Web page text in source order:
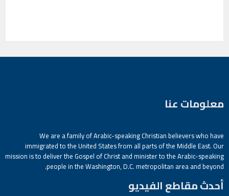
معلومات عنا
We are a family of Arabic-speaking Christian believers who have
immigrated to the United States from all parts of the Middle East. Our
mission is to deliver the Gospel of Christ and minister to the Arabic-speaking
people in the Washington, D.C. metropolitan area and beyond.
أحدث مقاطع الفيديو